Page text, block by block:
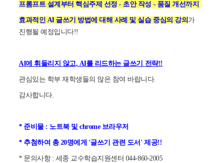
프롬프트 설계부터 핵심주제 선정 - 초안 작성 - 품질 개선까지
효과적인 AI 글쓰기 방법에 대해 사례 및 실습 중심의 강의 가
진행될 예정입니다!!
AI에 휘둘리지 않고, AI를 리드하는 글쓰기 전략!!
관심있는 학부 재학생들의 많은 참여 바랍니다.
감사합니다.
* 준비물 : 노트북 및 chrome 브라우저
* 추첨하여 총 20명에게 '글쓰기 관련 도서' 제공!!
* 문의사항 : 세종 교수학습지원센터 044-860-2005